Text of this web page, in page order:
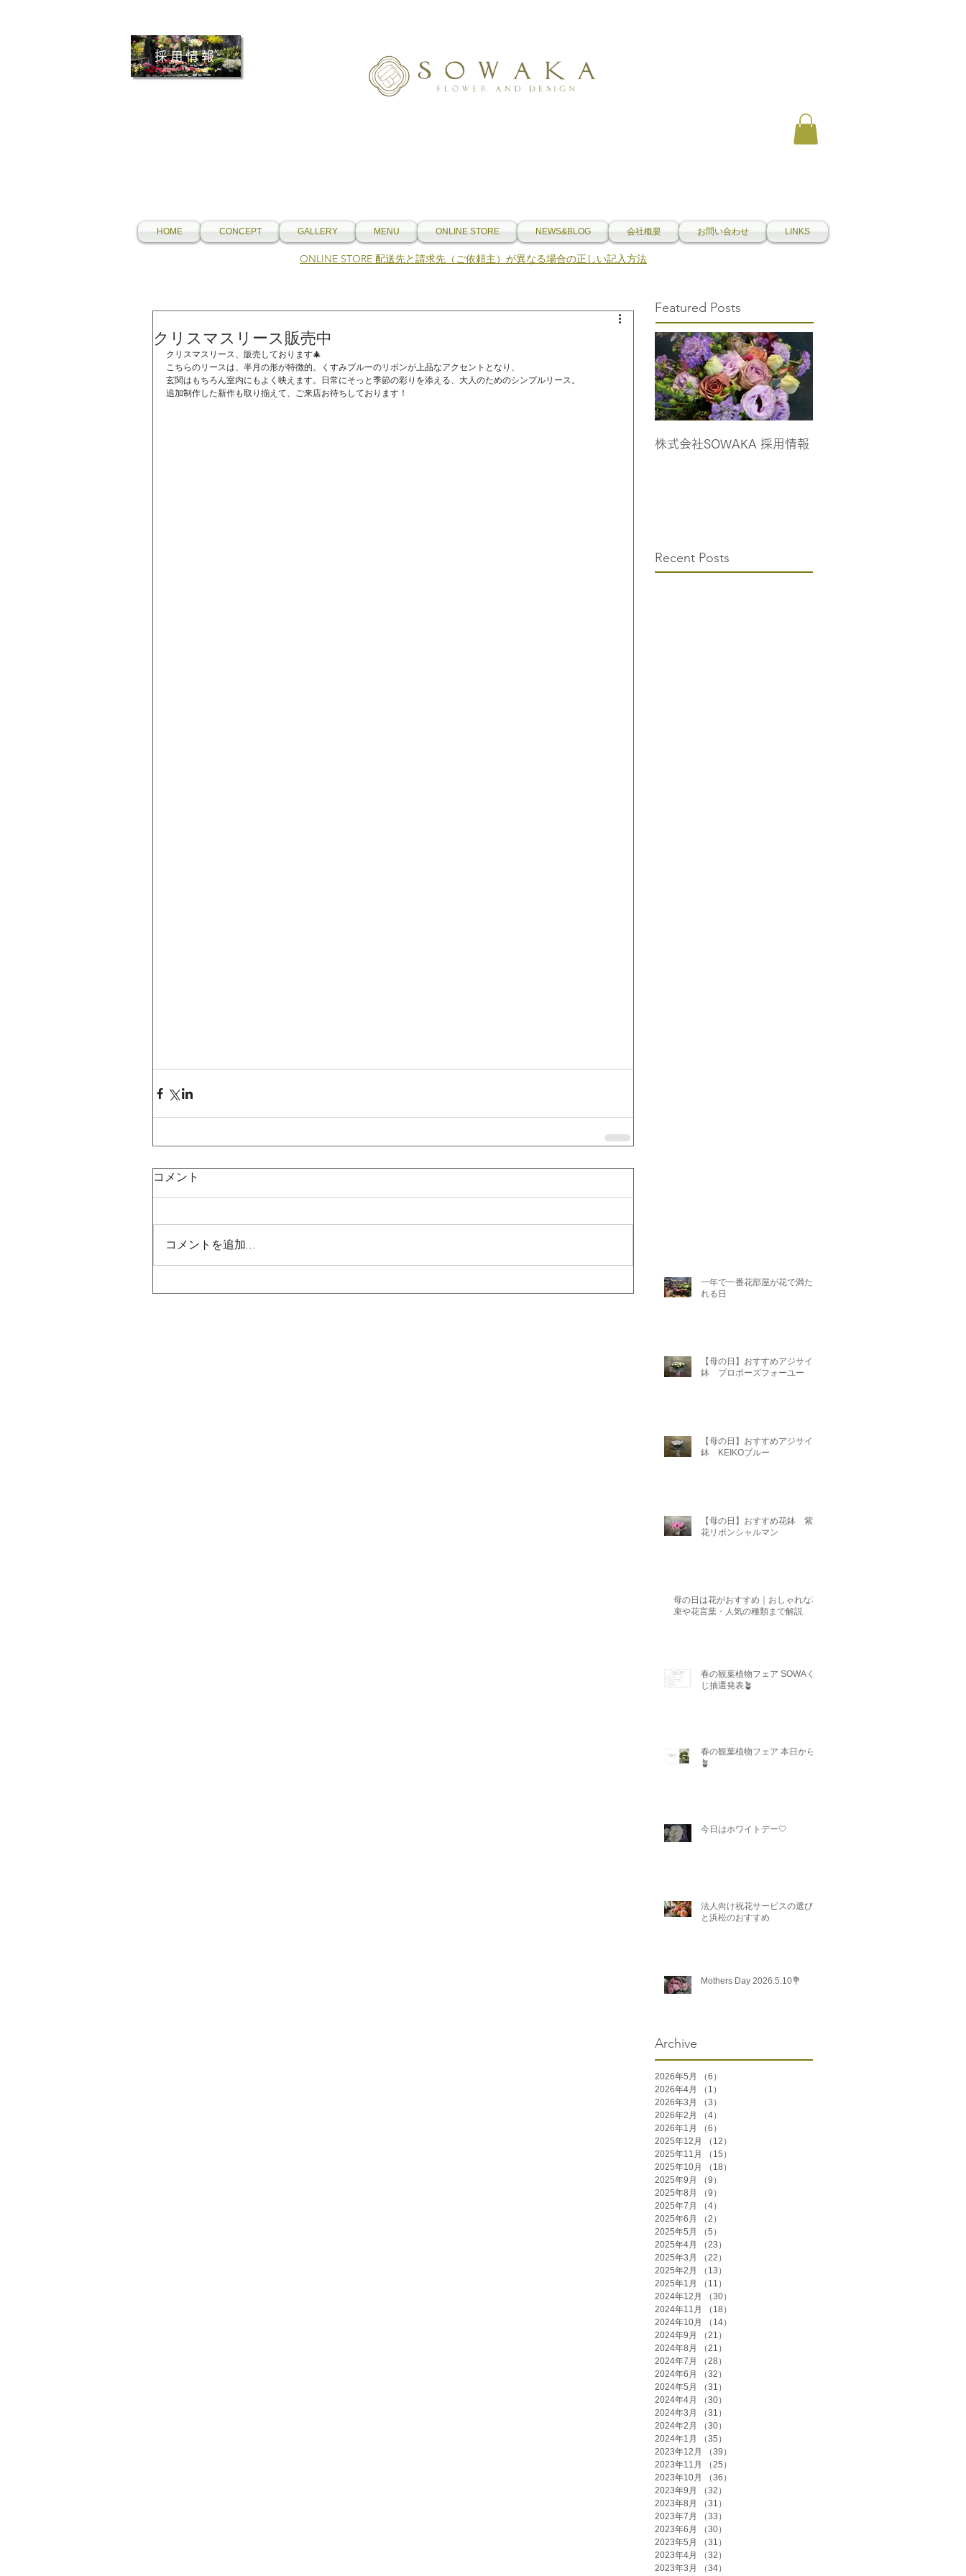
採用情報
HOME CONCEPT GALLERY MENU ONLINE STORE NEWS&BLOG 会社概要 お問い合わせ LINKS
​ONLINE STORE 配送先と請求先（ご依頼主）が異なる場合の正しい記入方法
クリスマスリース販売中
クリスマスリース、販売しております🎄
こちらのリースは、半月の形が特徴的。くすみブルーのリボンが上品なアクセントとなり、
玄関はもちろん室内にもよく映えます。日常にそっと季節の彩りを添える、大人のためのシンプルリース。
追加制作した新作も取り揃えて、ご来店お待ちしております！
コメント
コメントを追加…
Featured Posts
株式会社SOWAKA 採用情報
Recent Posts
一年で一番花部屋が花で満たさ
れる日
【母の日】おすすめアジサイ
鉢 プロポーズフォーユー
【母の日】おすすめアジサイ
鉢 KEIKOブルー
【母の日】おすすめ花鉢 紫陽
花リボンシャルマン
母の日は花がおすすめ｜おしゃれな花
束や花言葉・人気の種類まで解説
春の観葉植物フェア SOWAく
じ抽選発表🪴
春の観葉植物フェア 本日から
🪴
今日はホワイトデー🤍
法人向け祝花サービスの選び方
と浜松のおすすめ
Mothers Day 2026.5.10💐
Archive
2026年5月 （6）
2026年4月
（1）
2026年3月
（3）
2026年2月
（4）
2026年1月
（6）
2025年12月
（12）
2025年11月
（15）
2025年10月
（18）
2025年9月
（9）
2025年8月
（9）
2025年7月
（4）
2025年6月
（2）
2025年5月
（5）
2025年4月
（23）
2025年3月
（22）
2025年2月
（13）
2025年1月
（11）
2024年12月
（30）
2024年11月
（18）
2024年10月
（14）
2024年9月
（21）
2024年8月
（21）
2024年7月
（28）
2024年6月
（32）
2024年5月
（31）
2024年4月
（30）
2024年3月
（31）
2024年2月
（30）
2024年1月
（35）
2023年12月
（39）
2023年11月
（25）
2023年10月
（36）
2023年9月
（32）
2023年8月
（31）
2023年7月
（33）
2023年6月
（30）
2023年5月
（31）
2023年4月
（32）
2023年3月
（34）